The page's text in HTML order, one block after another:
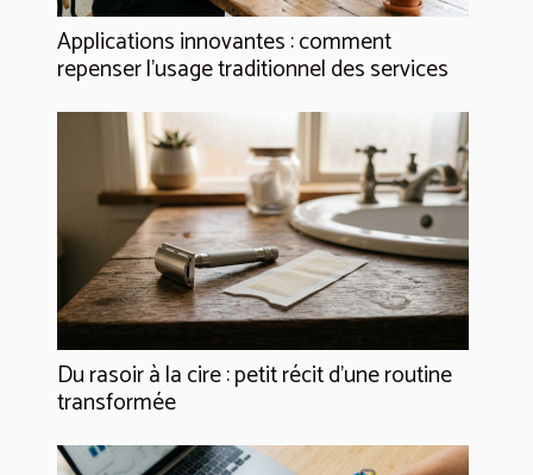
Applications innovantes : comment
repenser l’usage traditionnel des services
Du rasoir à la cire : petit récit d’une routine
transformée